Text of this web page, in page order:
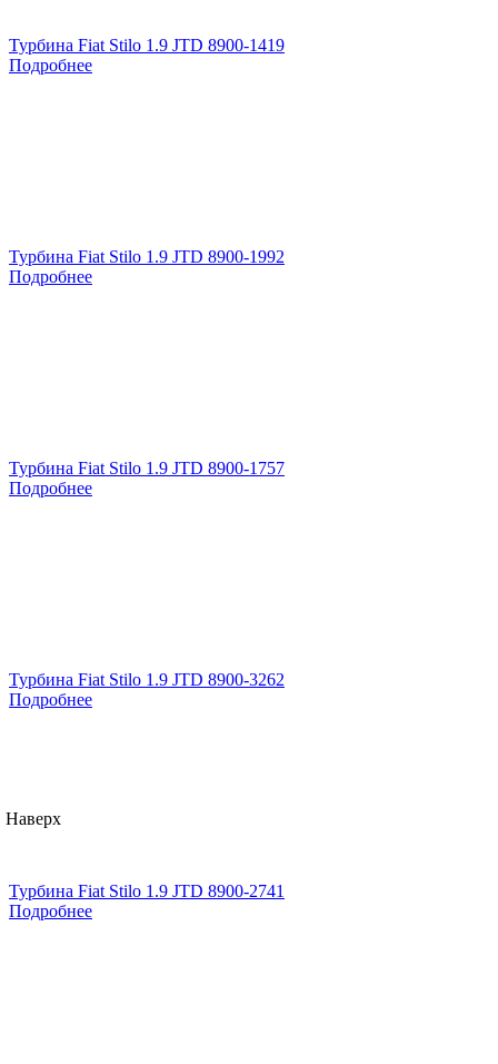
Турбина Fiat Stilo 1.9 JTD 8900-1419
Подробнее
Турбина Fiat Stilo 1.9 JTD 8900-1992
Подробнее
Турбина Fiat Stilo 1.9 JTD 8900-1757
Подробнее
Турбина Fiat Stilo 1.9 JTD 8900-3262
Подробнее
Турбина Fiat Stilo 1.9 JTD 8900-2741
Подробнее
Наверх